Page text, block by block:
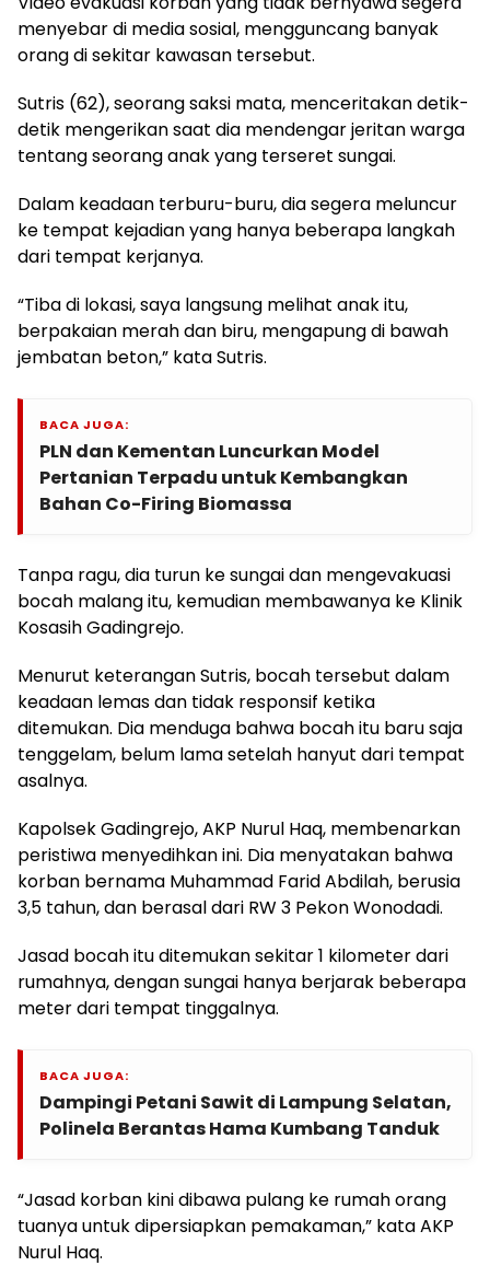
menyebar di media sosial, mengguncang banyak
orang di sekitar kawasan tersebut.
Sutris (62), seorang saksi mata, menceritakan detik-
detik mengerikan saat dia mendengar jeritan warga
tentang seorang anak yang terseret sungai.
Dalam keadaan terburu-buru, dia segera meluncur
ke tempat kejadian yang hanya beberapa langkah
dari tempat kerjanya.
“Tiba di lokasi, saya langsung melihat anak itu,
berpakaian merah dan biru, mengapung di bawah
jembatan beton,” kata Sutris.
BACA JUGA:
PLN dan Kementan Luncurkan Model
Pertanian Terpadu untuk Kembangkan
Bahan Co-Firing Biomassa
Tanpa ragu, dia turun ke sungai dan mengevakuasi
bocah malang itu, kemudian membawanya ke Klinik
Kosasih Gadingrejo.
Menurut keterangan Sutris, bocah tersebut dalam
keadaan lemas dan tidak responsif ketika
ditemukan. Dia menduga bahwa bocah itu baru saja
tenggelam, belum lama setelah hanyut dari tempat
asalnya.
Kapolsek Gadingrejo, AKP Nurul Haq, membenarkan
peristiwa menyedihkan ini. Dia menyatakan bahwa
korban bernama Muhammad Farid Abdilah, berusia
3,5 tahun, dan berasal dari RW 3 Pekon Wonodadi.
Jasad bocah itu ditemukan sekitar 1 kilometer dari
rumahnya, dengan sungai hanya berjarak beberapa
meter dari tempat tinggalnya.
BACA JUGA:
Dampingi Petani Sawit di Lampung Selatan,
Polinela Berantas Hama Kumbang Tanduk
“Jasad korban kini dibawa pulang ke rumah orang
tuanya untuk dipersiapkan pemakaman,” kata AKP
Nurul Haq.